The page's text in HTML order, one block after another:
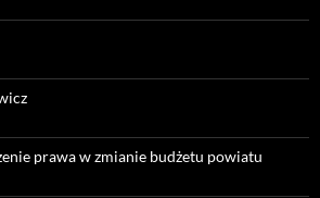
prawa w zmianie budżetu powiatu